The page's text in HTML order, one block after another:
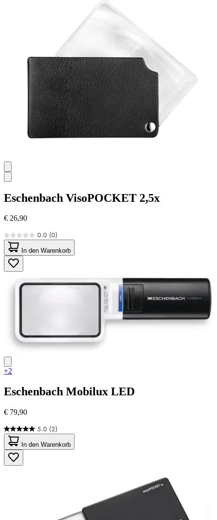
Eschenbach VisoPOCKET 2,5x
€ 26,90
0.0 (0)
0.0
von
5
Sternen.
In den Warenkorb
+2
Eschenbach Mobilux LED
€ 79,90
5.0 (2)
5.0
von
5
Sternen.
2
In den Warenkorb